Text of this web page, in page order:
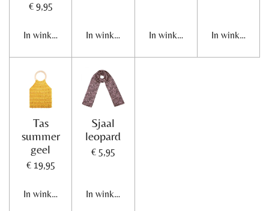
€ 9,95
In winkelwagen In winkelwagen In winkelwagen In
Tas
summer
geel
€ 19,95
In winkelwagen
Sjaal
leopard
€ 5,95
In winkelwagen